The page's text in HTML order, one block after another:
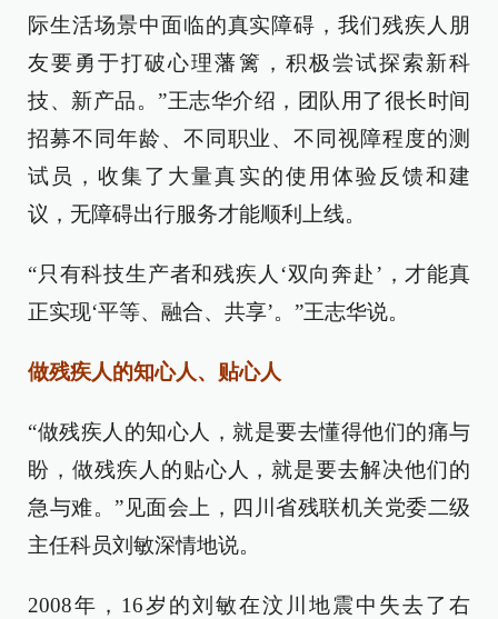
际生活场景中面临的真实障碍，我们残疾人朋
友要勇于打破心理藩篱，积极尝试探索新科
技、新产品。”王志华介绍，团队用了很长时间
招募不同年龄、不同职业、不同视障程度的测
试员，收集了大量真实的使用体验反馈和建
议，无障碍出行服务才能顺利上线。
“只有科技生产者和残疾人‘双向奔赴’，才能真
正实现‘平等、融合、共享’。”王志华说。
做残疾人的知心人、贴心人
“做残疾人的知心人，就是要去懂得他们的痛与
盼，做残疾人的贴心人，就是要去解决他们的
急与难。”见面会上，四川省残联机关党委二级
主任科员刘敏深情地说。
2008年，16岁的刘敏在汶川地震中失去了右